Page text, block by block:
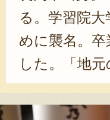
る。学習院
めに襲名。
した。「地
ん。4代続く
新潟を代表